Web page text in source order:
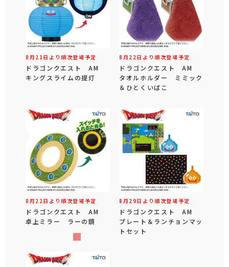
8月21日より順次登場予定
ドラゴンクエスト AM
キングスライムの提灯
8月22日より順次登場予定
ドラゴンクエスト AM
タオルホルダー ミミック
＆ひとくいばこ
8月22日より順次登場予定
ドラゴンクエスト AM
卓上ミラー ラーの鏡
8月29日より順次登場予定
ドラゴンクエスト AM
プレート＆ランチョンマッ
トセット